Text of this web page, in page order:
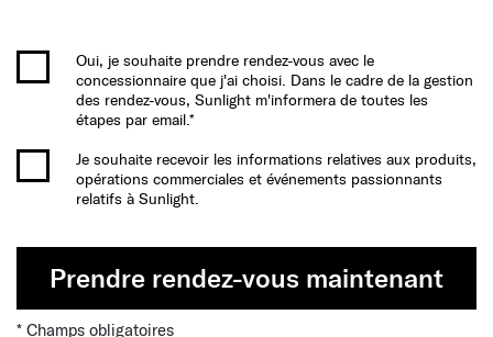
Oui, je souhaite prendre rendez-vous avec le
concessionnaire que j'ai choisi. Dans le cadre de la gestion
des rendez-vous, Sunlight m'informera de toutes les
étapes par email.*
Je souhaite recevoir les informations relatives aux produits,
opérations commerciales et événements passionnants
relatifs à Sunlight.
Prendre rendez-vous maintenant
* Champs obligatoires